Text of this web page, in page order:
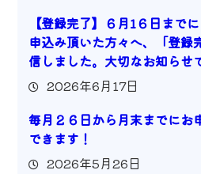
【登録完了】６月1６日まで
申込み頂いた方々へ、「登録
信しました。大切なお知らせ
2026年6月17日
毎月２６日から月末までにお
できます！
2026年5月26日